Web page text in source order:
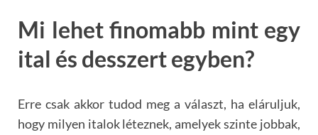
Mi lehet finomabb mint egy
ital és desszert egyben?
Erre csak akkor tudod meg a választ, ha eláruljuk,
hogy milyen italok léteznek, amelyek szinte jobbak,